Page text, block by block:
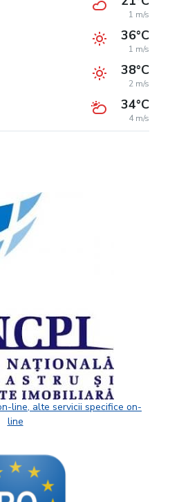
1 m/s
36°C
1 m/s
38°C
2 m/s
34°C
4 m/s
line, alte servicii specifice on-
line